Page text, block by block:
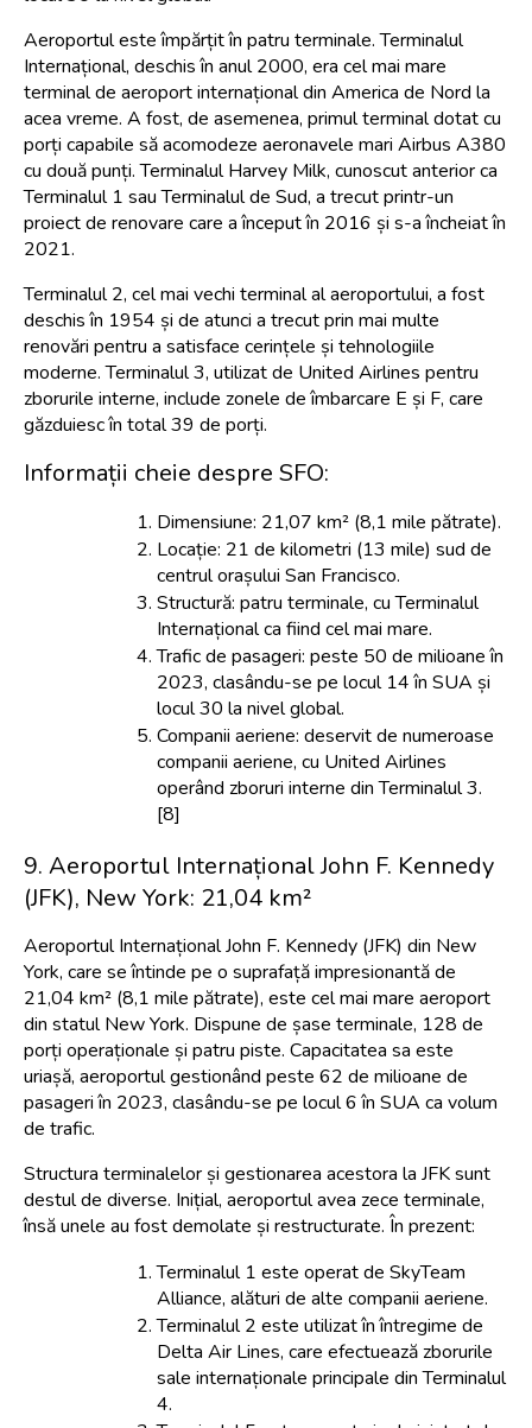
Aeroportul este împărțit în patru terminale. Terminalul
Internațional, deschis în anul 2000, era cel mai mare
terminal de aeroport internațional din America de Nord la
acea vreme. A fost, de asemenea, primul terminal dotat cu
porți capabile să acomodeze aeronavele mari Airbus A380
cu două punți. Terminalul Harvey Milk, cunoscut anterior ca
Terminalul 1 sau Terminalul de Sud, a trecut printr-un
proiect de renovare care a început în 2016 și s-a încheiat în
2021.
Terminalul 2, cel mai vechi terminal al aeroportului, a fost
deschis în 1954 și de atunci a trecut prin mai multe
renovări pentru a satisface cerințele și tehnologiile
moderne. Terminalul 3, utilizat de United Airlines pentru
zborurile interne, include zonele de îmbarcare E și F, care
găzduiesc în total 39 de porți.
Informații cheie despre SFO:
Dimensiune: 21,07 km² (8,1 mile pătrate).
Locație: 21 de kilometri (13 mile) sud de
centrul orașului San Francisco.
Structură: patru terminale, cu Terminalul
Internațional ca fiind cel mai mare.
Trafic de pasageri: peste 50 de milioane în
2023, clasându-se pe locul 14 în SUA și
locul 30 la nivel global.
Companii aeriene: deservit de numeroase
companii aeriene, cu United Airlines
operând zboruri interne din Terminalul 3.
[8]
9. Aeroportul Internațional John F. Kennedy
(JFK), New York: 21,04 km²
Aeroportul Internațional John F. Kennedy (JFK) din New
York, care se întinde pe o suprafață impresionantă de
21,04 km² (8,1 mile pătrate), este cel mai mare aeroport
din statul New York. Dispune de șase terminale, 128 de
porți operaționale și patru piste. Capacitatea sa este
uriașă, aeroportul gestionând peste 62 de milioane de
pasageri în 2023, clasându-se pe locul 6 în SUA ca volum
de trafic.
Structura terminalelor și gestionarea acestora la JFK sunt
destul de diverse. Inițial, aeroportul avea zece terminale,
însă unele au fost demolate și restructurate. În prezent:
Terminalul 1 este operat de SkyTeam
Alliance, alături de alte companii aeriene.
Terminalul 2 este utilizat în întregime de
Delta Air Lines, care efectuează zborurile
sale internaționale principale din Terminalul
4.